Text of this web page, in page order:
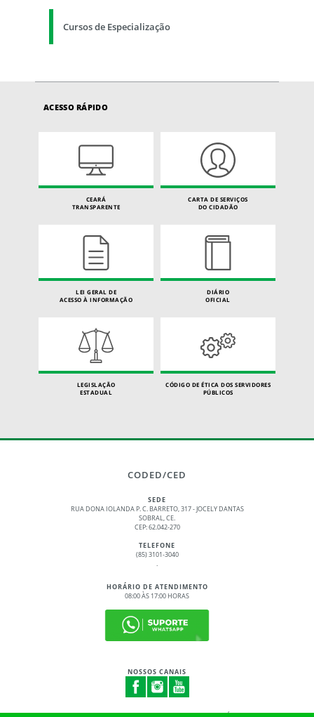
Cursos de Especialização
ACESSO RÁPIDO
CEARÁ
TRANSPARENTE
CARTA DE SERVIÇOS
DO CIDADÃO
LEI GERAL DE
ACESSO À INFORMAÇÃO
DIÁRIO
OFICIAL
LEGISLAÇÃO
ESTADUAL
CÓDIGO DE ÉTICA DOS SERVIDORES
PÚBLICOS
CODED/CED
SEDE
RUA DONA IOLANDA P. C. BARRETO, 317 - JOCELY DANTAS
SOBRAL, CE.
CEP: 62.042-270
TELEFONE
(85) 3101-3040
.
HORÁRIO DE ATENDIMENTO
08:00 ÀS 17:00 HORAS
NOSSOS CANAIS